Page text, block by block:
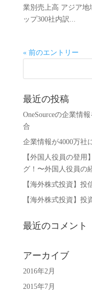
業別売上高 アジア地
ップ300社内訳...
« 前のエントリー
最近の投稿
OneSourceの企業情
合
企業情報が4000万社
【外国人役員の登用
グ！〜外国人役員の
【海外株式投資】投
【海外株式投資】
最近のコメント
アーカイブ
2016年2月
2015年7月